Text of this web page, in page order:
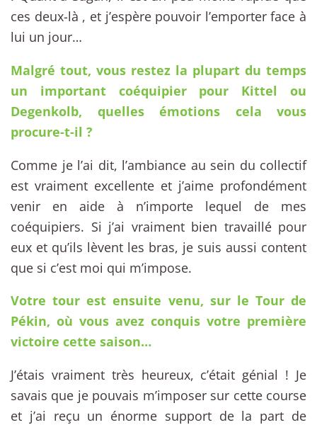
ces deux-là , et j’espère pouvoir l’emporter face à
lui un jour…
Malgré tout, vous restez la plupart du temps
un important coéquipier pour Kittel ou
Degenkolb, quelles émotions cela vous
procure-t-il ?
Comme je l’ai dit, l’ambiance au sein du collectif
est vraiment excellente et j’aime profondément
venir en aide à n’importe lequel de mes
coéquipiers. Si j’ai vraiment bien travaillé pour
eux et qu’ils lèvent les bras, je suis aussi content
que si c’est moi qui m’impose.
Votre tour est ensuite venu, sur le Tour de
Pékin, où vous avez conquis votre première
victoire cette saison…
J’étais vraiment très heureux, c’était génial ! Je
savais que je pouvais m’imposer sur cette course
et j’ai reçu un énorme support de la part de